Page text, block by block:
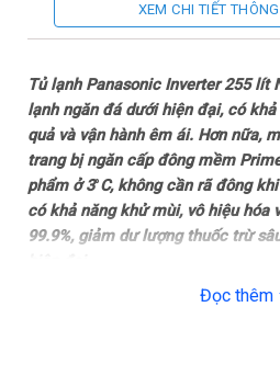
Chất liệu ống dẫn gas, dàn lạnh:
Năm ra mắt: 2023
Sản xuất tại: Việt Nam
Mức tiêu thụ điện năng
Công suất tiêu thụ công bố theo
Công nghệ tiết kiệm điện: Multi
XEM CHI TIẾT
Tủ lạnh Panasonic Inverter 255 lít
lạnh ngăn đá dưới hiện đại, có
quả và vận hành êm ái. Hơn nữa,
trang bị ngăn cấp đông mềm
phẩm ở 3°C, không cần rã đông
có khả năng khử mùi, vô hiệu hóa
99.9%, giảm dư lượng thuốc trừ
Đọc thêm